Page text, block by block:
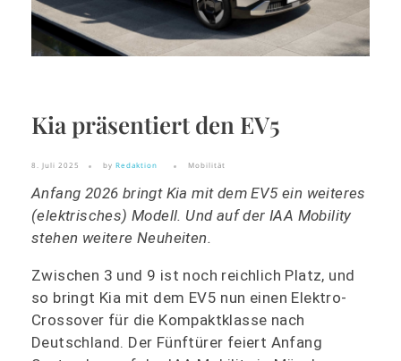
Kia präsentiert den EV5
8. Juli 2025 by Redaktion Mobilität
Anfang 2026 bringt Kia mit dem EV5 ein weiteres
(elektrisches) Modell. Und auf der IAA Mobility
stehen weitere Neuheiten.
Zwischen 3 und 9 ist noch reichlich Platz, und
so bringt Kia mit dem EV5 nun einen Elektro-
Crossover für die Kompaktklasse nach
Deutschland. Der Fünftürer feiert Anfang